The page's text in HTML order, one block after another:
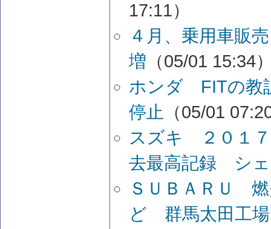
17:11）
４月、乗用車販
増 （05/01 15:34
ホンダ FITの教
停止 （05/01
スズキ ２０１
去最高記録 シ
ＳＵＢＡＲＵ
ど 群馬太田工場